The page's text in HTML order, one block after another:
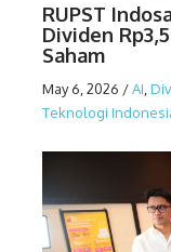
RUPST
Dividen
Saham
May 6, 2026 /AI
Teknologi